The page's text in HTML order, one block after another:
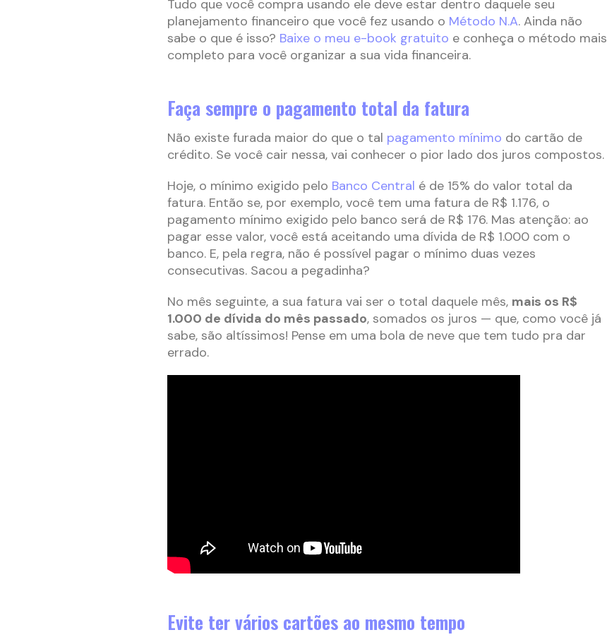
Tudo que você compra usando ele deve estar dentro daquele seu
planejamento financeiro que você fez usando o Método N.A. Ainda não
sabe o que é isso? Baixe o meu e-book gratuito e conheça o método mais
completo para você organizar a sua vida financeira.
Faça sempre o pagamento total da fatura
Não existe furada maior do que o tal pagamento mínimo do cartão de
crédito. Se você cair nessa, vai conhecer o pior lado dos juros compostos.
Hoje, o mínimo exigido pelo Banco Central é de 15% do valor total da
fatura. Então se, por exemplo, você tem uma fatura de R$ 1.176, o
pagamento mínimo exigido pelo banco será de R$ 176. Mas atenção: ao
pagar esse valor, você está aceitando uma dívida de R$ 1.000 com o
banco. E, pela regra, não é possível pagar o mínimo duas vezes
consecutivas. Sacou a pegadinha?
No mês seguinte, a sua fatura vai ser o total daquele mês, mais os R$
1.000 de dívida do mês passado, somados os juros — que, como você já
sabe, são altíssimos! Pense em uma bola de neve que tem tudo pra dar
errado.
Evite ter vários cartões ao mesmo tempo